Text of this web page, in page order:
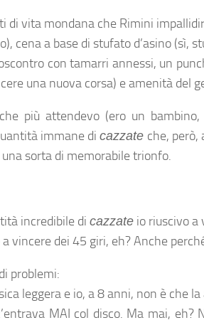
di vita mondana che Rimini
cena a base di stufato d’asino (sì,
con tamarri annessi, un
una nuova corsa) e amenità del
più attendevo (ero un
immane dicazzate che, però,
sorta di memorabile trionfo.
incredibile di cazzate io riuscivo a
vincere dei 45 giri, eh? Anche
problemi:
leggera e io, a 8 anni, non è che
MAI col disco. Ma mai, eh?